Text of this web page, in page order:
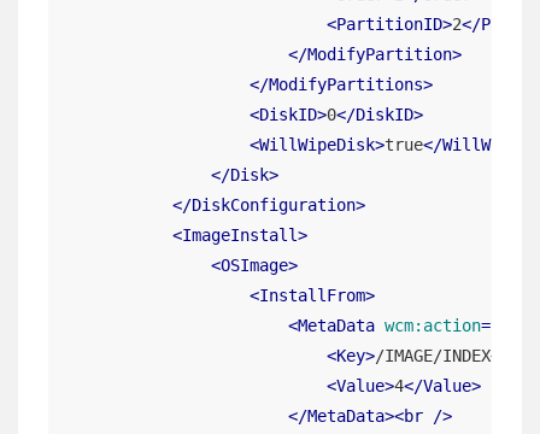
<PartitionID>2</
</ModifyPartition>
</ModifyPartitions>
<DiskID>0</DiskID>
<WillWipeDisk>true</
</Disk>
</DiskConfiguration>
<ImageInstall>
<OSImage>
<InstallFrom>
<MetaData wcm:action=
<Key>/IMAGE/INDEX</
<Value>4</Value>
</MetaData><br />